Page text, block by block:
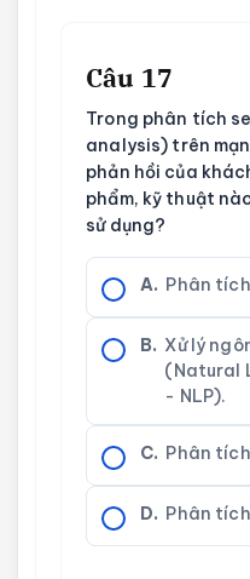
Câu 17
Trong phân tích
analysis) trên
phản hồi của
phẩm, kỹ thuật
sử dụng?
A. Phân
B. Xử lý
(Natural
- NLP).
C. Phân
D. Phân